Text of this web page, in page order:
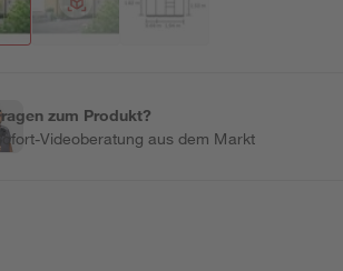
zum Produkt?
Sofort-Videoberatung aus dem Markt